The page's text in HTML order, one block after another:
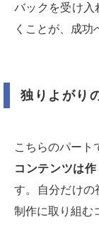
バックを受け入
くことが、成功
独りよがり
こちらのパート
コンテンツは作
す。自分だけの
制作に取り組む